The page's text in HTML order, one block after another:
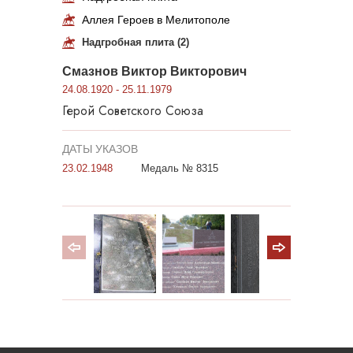
Аллея Героев в Мелитополе
Надгробная плита (2)
Смазнов Виктор Викторович
24.08.1920 - 25.11.1979
Герой Советского Союза
ДАТЫ УКАЗОВ
23.02.1948 Медаль № 8315